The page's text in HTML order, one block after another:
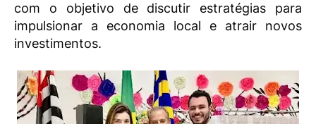
com o objetivo de discutir estratégias para
impulsionar a economia local e atrair novos
investimentos.